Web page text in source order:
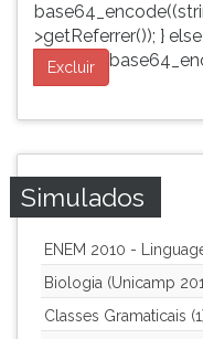
>getReferrer()); }
Excluir
Simulados
ENEM 2010 -
Biologia (Unicamp
Classes Gramaticais